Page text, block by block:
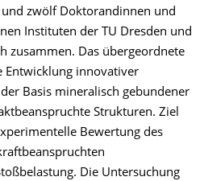
zwölf Doktorandinnen und
Instituten der TU Dresden und
zusammen. Das übergeordnete
Entwicklung innovativer
Basis mineralisch gebundener
Strukturen. Ziel
Bewertung des
Die Untersuchung